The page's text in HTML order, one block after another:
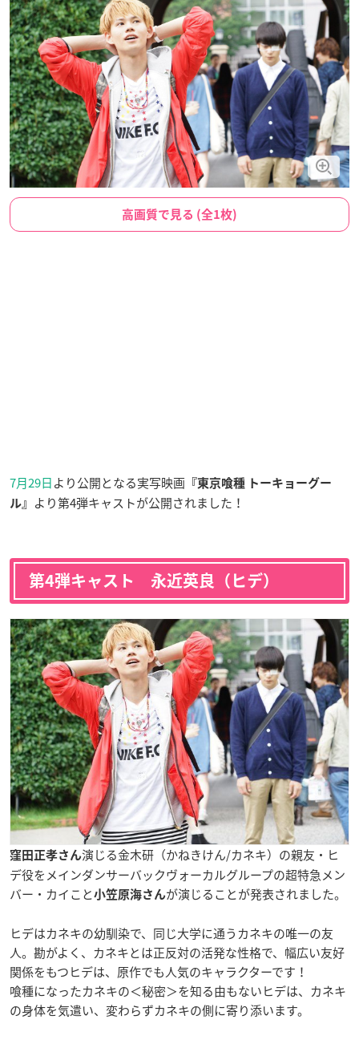
高画質で見る (全1枚)
7月29日より公開となる実写映画 『東京喰種 トーキョーグー
ル』
より第4弾キャストが公開されました！
第4弾キャスト 永近英良（ヒデ）
窪田正孝さん演じる金木研（かねきけん/カネキ）の親友・ヒ
デ役をメインダンサーバックヴォーカルグループの超特急メン
バー・カイこと小笠原海さんが演じることが発表されました。
ヒデはカネキの幼馴染で、同じ大学に通うカネキの唯一の友
人。勘がよく、カネキとは正反対の活発な性格で、幅広い友好
関係をもつヒデは、原作でも人気のキャラクターです！
喰種になったカネキの＜秘密＞を知る由もないヒデは、カネキ
の身体を気遣い、変わらずカネキの側に寄り添います。